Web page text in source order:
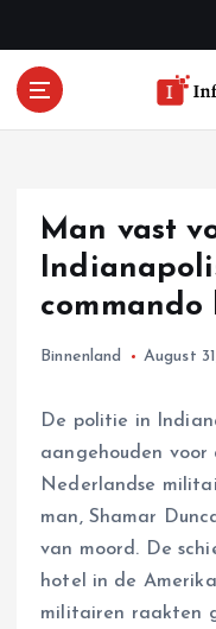
Man vast
commando
Binnenland August
De politie in
aangehouden
Nederlandse
man, Shamar
van moord. De
hotel in de
militairen raakten